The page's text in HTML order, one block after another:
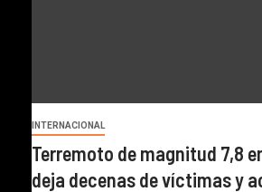
INTERNACIONAL
Terremoto de magnitud 7,8
deja decenas de víctimas y